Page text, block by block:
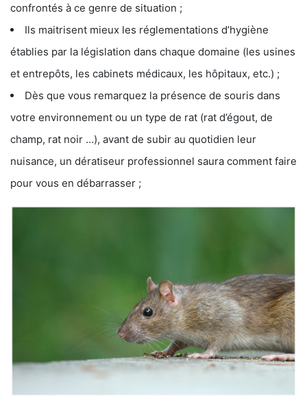
confrontés à ce genre de situation ;
Ils maitrisent mieux les réglementations d’hygiène
établies par la législation dans chaque domaine (les usines
et entrepôts, les cabinets médicaux, les hôpitaux, etc.) ;
Dès que vous remarquez la présence de souris dans
votre environnement ou un type de rat (rat d’égout, de
champ, rat noir …), avant de subir au quotidien leur
nuisance, un dératiseur professionnel saura comment faire
pour vous en débarrasser ;